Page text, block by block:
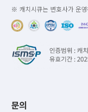
※ 캐치시큐는 변호사가 운
문의